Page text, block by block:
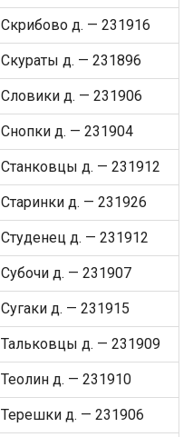
Скрибово д. — 231916
Скураты д. — 231896
Словики д. — 231906
Снопки д. — 231904
Станковцы д. — 231912
Старинки д. — 231926
Студенец д. — 231912
Субочи д. — 231907
Сугаки д. — 231915
Тальковцы д. — 231909
Теолин д. — 231910
Терешки д. — 231906